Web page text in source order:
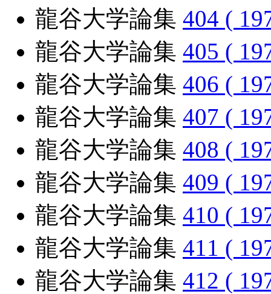
龍谷大学論集 404 (
龍谷大学論集 405 (
龍谷大学論集 406 (
龍谷大学論集 407 (
龍谷大学論集 408 (
龍谷大学論集 409 (
龍谷大学論集 410 (
龍谷大学論集 411 (
龍谷大学論集 412 (